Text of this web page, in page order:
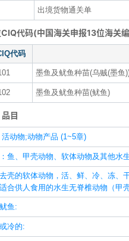
出境货物通关单
代码(中国海关申报13位海关
代码
墨鱼及鱿鱼种苗(乌贼(墨鱼
墨鱼及鱿鱼种苗(鱿鱼)
目
动物;动物产品 (1~5章)
鱼、甲壳动物、软体动物及其他水
壳的软体动物，活、鲜、冷、冻、
合供人食用的水生无脊椎动物（甲
鱼:
冷的: